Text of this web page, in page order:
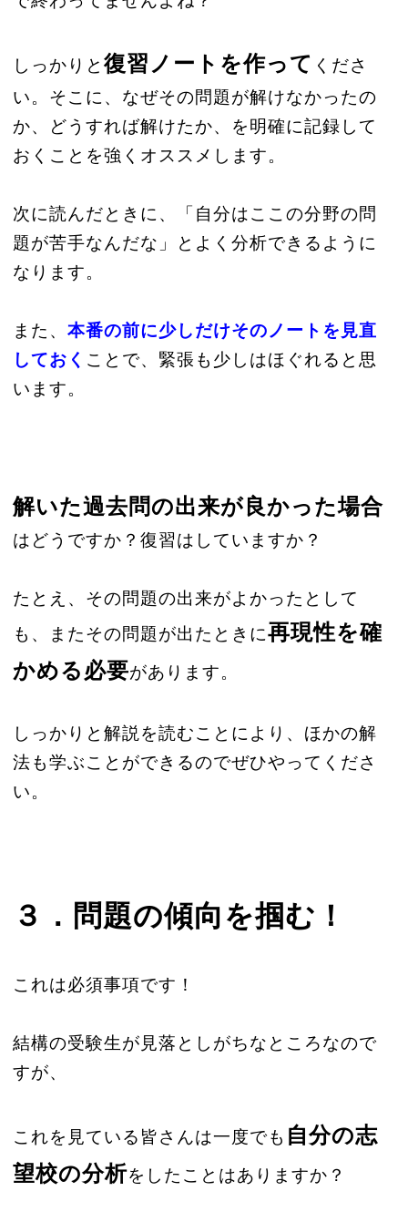
しっかりと 復習ノートを作って くださ
い。そこに、なぜその問題が解けなかったの
か、どうすれば解けたか、を明確に記録して
おくことを強くオススメします。
次に読んだときに、「自分はここの分野の問
題が苦手なんだな」とよく分析できるように
なります。
また、 本番の前に少しだけそのノートを見直
しておく ことで、緊張も少しはほぐれると思
います。
解いた過去問の出来が良かった場合
はどうですか？復習はしていますか？
たとえ、その問題の出来がよかったとして
も、またその問題が出たときに再現性を確
かめる必要があります。
しっかりと解説を読むことにより、ほかの解
法も学ぶことができるのでぜひやってくださ
い。
３．問題の傾向を掴む！
これは必須事項です！
結構の受験生が見落としがちなところなので
すが、
これを見ている皆さんは一度でも 自分の志
望校の分析をしたことはありますか？